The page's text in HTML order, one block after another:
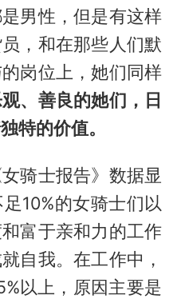
男性，但是有这样
，和在那些人们默
岗位上，她们同样
、善良的她们，日
特的价值。
骑士报告》数据显
10%的女骑士们以
富于亲和力的工作
自我。在工作中，
以上，原因主要是